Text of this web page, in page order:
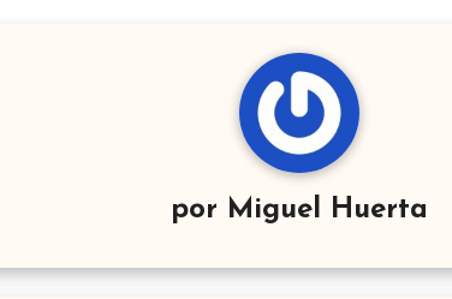
por Miguel Huerta